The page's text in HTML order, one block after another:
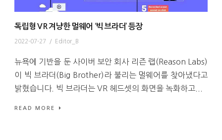
독립형 VR 겨냥한 멀웨어 ‘빅 브라더’ 등장
2022-07-27 / Editor_B
뉴욕에 기반을 둔 사이버 보안 회사 리즌 랩(Reason Labs)
이 빅 브라더(Big Brother)라 불리는 멀웨어를 찾아냈다고
밝혔습니다. 빅 브라더는 VR 헤드셋의 화면을 녹화하고...
READ MORE